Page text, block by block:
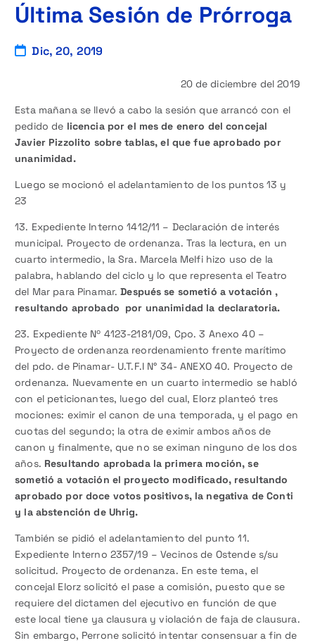
Última Sesión de Prórroga
Dic, 20, 2019
20 de diciembre del 2019
Esta mañana se llevó a cabo la sesión que arrancó con el
pedido de licencia por el mes de enero del concejal
Javier Pizzolito sobre tablas, el que fue aprobado por
unanimidad.
Luego se mocionó el adelantamiento de los puntos 13 y
23
13. Expediente Interno 1412/11 – Declaración de interés
municipal. Proyecto de ordenanza. Tras la lectura, en un
cuarto intermedio, la Sra. Marcela Melfi hizo uso de la
palabra, hablando del ciclo y lo que representa el Teatro
del Mar para Pinamar. Después se sometió a votación ,
resultando aprobado por unanimidad la declaratoria.
23. Expediente Nº 4123-2181/09, Cpo. 3 Anexo 40 –
Proyecto de ordenanza reordenamiento frente marítimo
del pdo. de Pinamar- U.T.F.I N° 34- ANEXO 40. Proyecto de
ordenanza. Nuevamente en un cuarto intermedio se habló
con el peticionantes, luego del cual, Elorz planteó tres
mociones: eximir el canon de una temporada, y el pago en
cuotas del segundo; la otra de eximir ambos años de
canon y finalmente, que no se eximan ninguno de los dos
años. Resultando aprobada la primera moción, se
sometió a votación el proyecto modificado, resultando
aprobado por doce votos positivos, la negativa de Conti
y la abstención de Uhrig.
También se pidió el adelantamiento del punto 11.
Expediente Interno 2357/19 – Vecinos de Ostende s/su
solicitud. Proyecto de ordenanza. En este tema, el
concejal Elorz solicitó el pase a comisión, puesto que se
requiere del dictamen del ejecutivo en función de que
este local tiene ya clausura y violación de faja de clausura.
Sin embargo, Perrone solicitó intentar consensuar a fin de